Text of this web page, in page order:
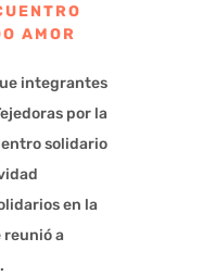
AMOR
integrantes
por la
solidario
en la
reunió a